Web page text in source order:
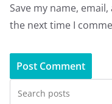
Save my name,
the next time I